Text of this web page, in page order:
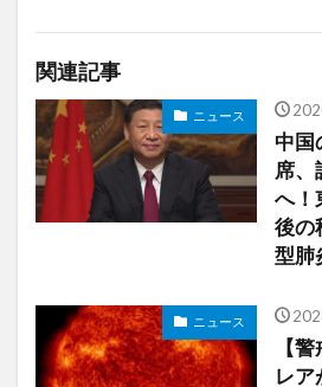
関連記事
ニュース
中国
席、
へ！
後
型肺
ニュース
【
レア